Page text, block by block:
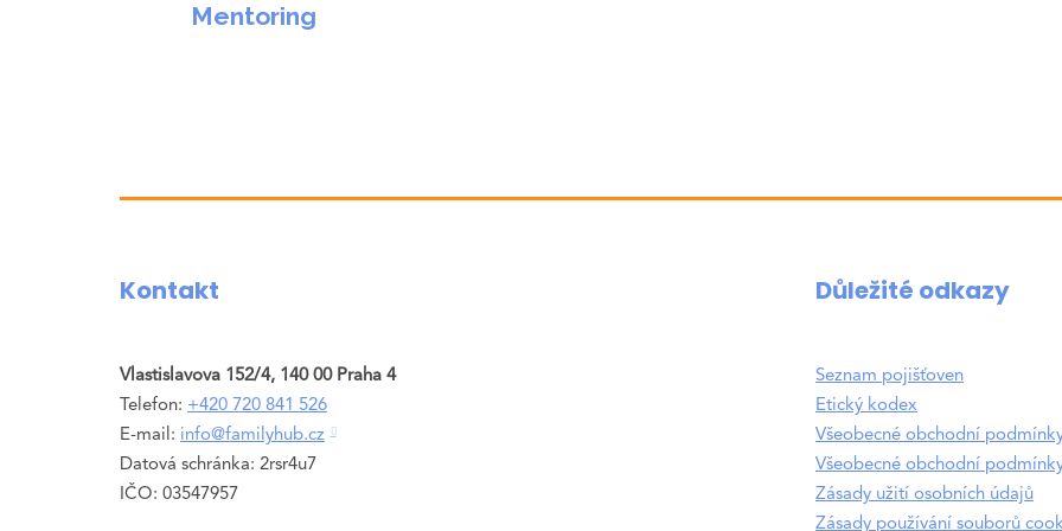
Pro dospělé (50 min, 1750 Kč)
Pro mladé dospělé (50 min, 2190)
Mentoring
Kontakt
Vlastislavova 152/4, 140 00 Praha 4
Telefon: +420 720 841 526
E-mail: info@familyhub.cz
Datová schránka: 2rsr4u7
IČO: 03547957
Důležité odkazy
Seznam pojišťoven
Etický kodex
Všeobecné obchodní
Všeobecné obchodní
Zásady užití osobních údajů
Zásady používání souborů